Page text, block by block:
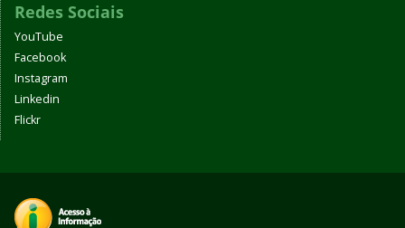
Redes Sociais
YouTube
Facebook
Instagram
Linkedin
Flickr